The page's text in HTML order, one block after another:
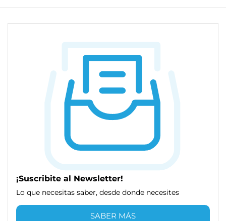
¡Suscribite al Newsletter!
Lo que necesitas saber, desde donde necesites
SABER MÁS